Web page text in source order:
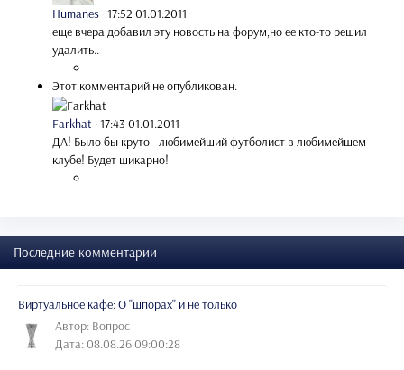
Humanes ·17:52 01.01.2011
еще вчера добавил эту новость на форум,но ее кто-то решил
удалить..
Этот комментарий не опубликован.
Farkhat ·17:43 01.01.2011
ДА! Было бы круто - любимейший футболист в любимейшем
клубе! Будет шикарно!
Последние комментарии
Виртуальное кафе: О "шпорах" и не только
Автор: Вопрос
Дата: 08.08.26 09:00:28